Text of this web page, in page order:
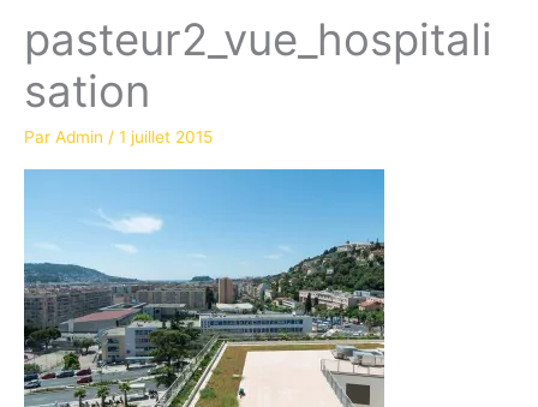
pasteur2_vue_hospitali
sation
Par Admin / 1 juillet 2015